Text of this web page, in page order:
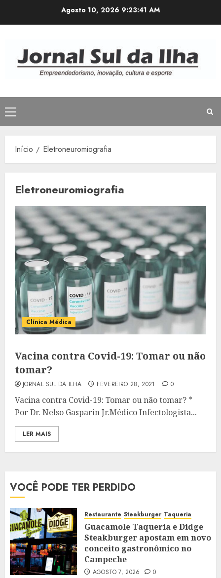
Agosto 10, 2026 9:23:41 AM
Menu
principal
Início Eletroneuromiografia
Eletroneuromiografia
Clínica Médica
Vacina contra Covid-19: Tomar ou não
tomar?
JORNAL SUL DA ILHA FEVEREIRO 28, 2021 0
Vacina contra Covid-19: Tomar ou não tomar? *
Por Dr. Nelso Gasparin Jr.Médico Infectologista...
LER MAIS
VOCÊ PODE TER PERDIDO
Restaurante Steakburger Taqueria
Guacamole Taqueria e Didge
Steakburger apostam em novo
conceito gastronômico no
Campeche
AGOSTO 7, 2026 0